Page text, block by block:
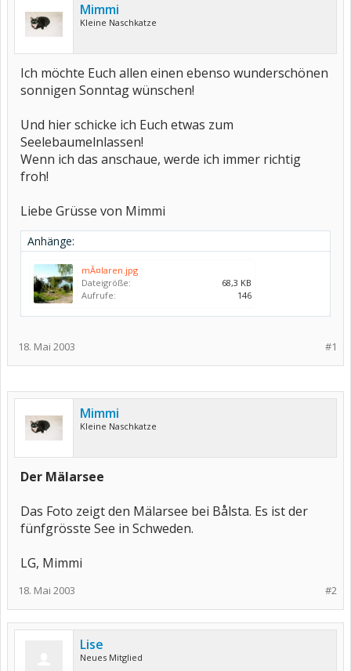
Mimmi
Kleine Naschkatze
Ich möchte Euch allen einen ebenso wunderschönen
sonnigen Sonntag wünschen!
Und hier schicke ich Euch etwas zum
Seelebaumelnlassen!
Wenn ich das anschaue, werde ich immer richtig
froh!
Liebe Grüsse von Mimmi
Anhänge:
mÃ¤laren.jpg
Dateigröße:
68,3 KB
Aufrufe:
146
#1
18. Mai 2003
Mimmi
Kleine Naschkatze
Der Mälarsee
Das Foto zeigt den Mälarsee bei Bålsta. Es ist der
fünfgrösste See in Schweden.
LG, Mimmi
#2
18. Mai 2003
Lise
Neues Mitglied